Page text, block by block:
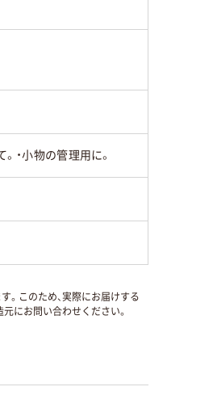
・小物の管理用に。
。このため、実際にお届けする
にお問い合わせください。